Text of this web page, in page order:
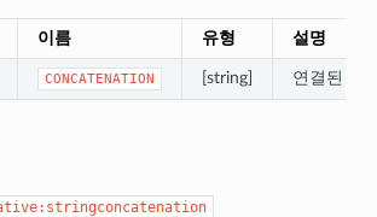
이름 유형 설명
CONCATENATION [string] 연결된 문